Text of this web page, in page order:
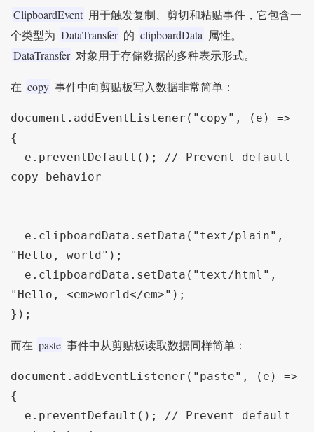
ClipboardEvent 用于触发复制、剪切和粘贴事件，它包含一
个类型为 DataTransfer 的 clipboardData 属性。
DataTransfer 对象用于存储数据的多种表示形式。
在 copy 事件中向剪贴板写入数据非常简单：
document.addEventListener("copy", (e) =>
{
copy behavior
"Hello, world");
"Hello, <em>world</em>");
});
而在 paste 事件中从剪贴板读取数据同样简单：
document.addEventListener("paste", (e) =>
{